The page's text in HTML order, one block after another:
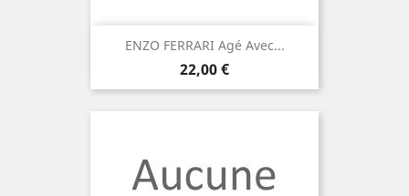
ENZO FERRARI Agé Avec...
Prix
22,00 €